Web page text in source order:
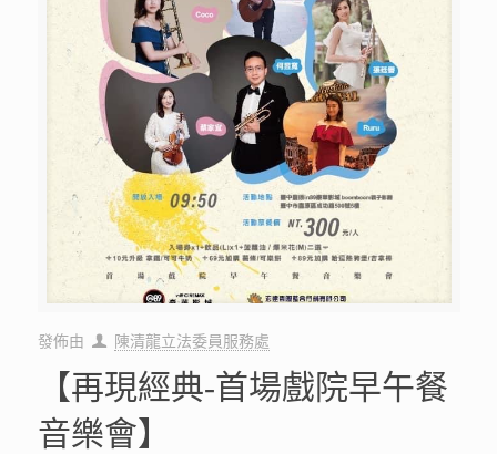
發佈由 陳清龍立法委員服務處
【再現經典-首場戲院早午餐
音樂會】